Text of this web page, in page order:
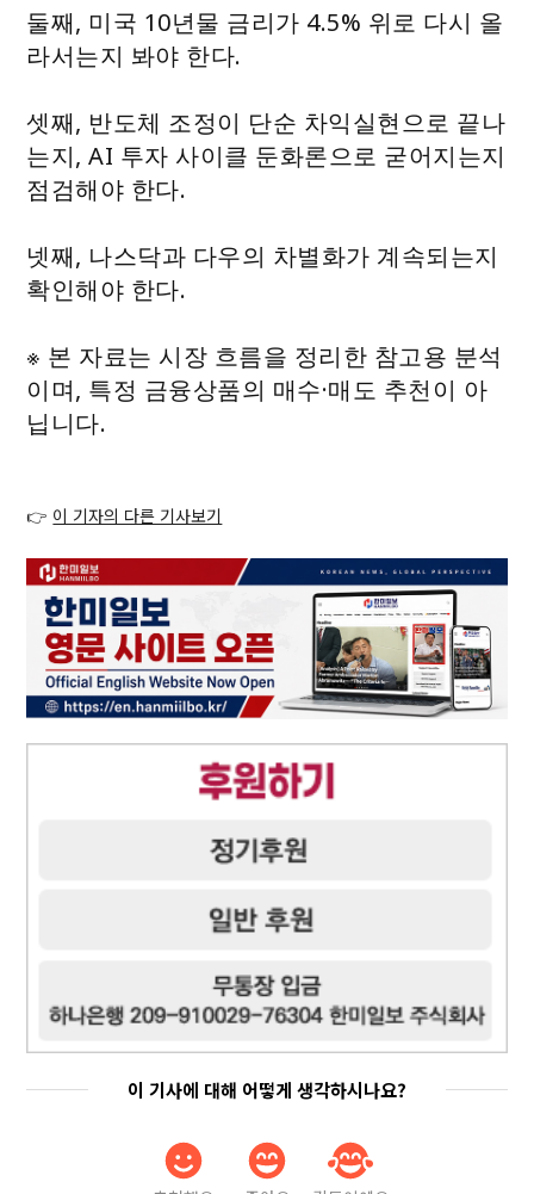
둘째, 미국 10년물 금리가 4.5% 위로 다시 올
라서는지 봐야 한다.
셋째, 반도체 조정이 단순 차익실현으로 끝나
는지, AI 투자 사이클 둔화론으로 굳어지는지
점검해야 한다.
넷째, 나스닥과 다우의 차별화가 계속되는지
확인해야 한다.
※ 본 자료는 시장 흐름을 정리한 참고용 분석
이며, 특정 금융상품의 매수·매도 추천이 아
닙니다.
👉 이 기자의 다른 기사보기
이 기사에 대해 어떻게 생각하시나요?